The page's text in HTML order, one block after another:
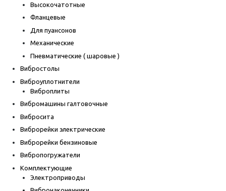
Высокочатотные
Фланцевые
Для пуансонов
Механические
Пневматические ( шаровые )
Вибростолы
Виброуплотнители
Виброплиты
Вибромашины галтовочные
Вибросита
Виброрейки электрические
Виброрейки бензиновые
Вибропогружатели
Комплектующие
Электроприводы